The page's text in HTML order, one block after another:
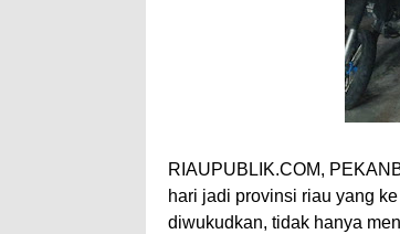
RIAUPUBLIK.COM,
hari jadi provinsi riau yang
diwukudkan, tidak hanya